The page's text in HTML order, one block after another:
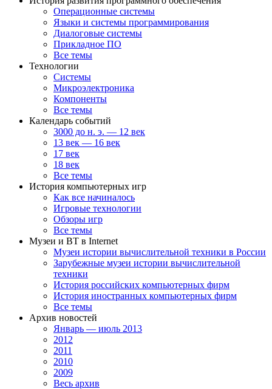
Операционные системы
Языки и системы программирования
Диалоговые системы
Прикладное ПО
Все темы
Технологии
Системы
Микроэлектроника
Компоненты
Все темы
Календарь событий
3000 до н. э. — 12 век
13 век — 16 век
17 век
18 век
Все темы
История компьютерных игр
Как все начиналось
Игровые технологии
Обзоры игр
Все темы
Музеи и ВТ в Internet
Музеи истории вычислительной техники в России
Зарубежные музеи истории вычислительной
техники
История российских компьютерных фирм
История иностранных компьютерных фирм
Все темы
Архив новостей
Январь — июль 2013
2012
2011
2010
2009
Весь архив